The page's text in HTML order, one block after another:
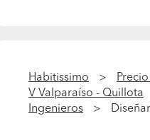
Habitissimo
V Valparaíso - Quillota
Ingenieros